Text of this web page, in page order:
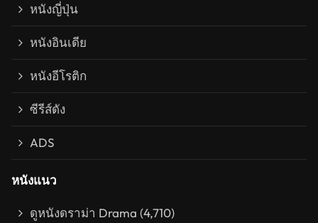
หนังญี่ปุ่น
หนังอินเดีย
หนังอีโรติก
ซีรีส์ดัง
ADS
หนังแนว
ดูหนังดราม่า Drama (4,710)